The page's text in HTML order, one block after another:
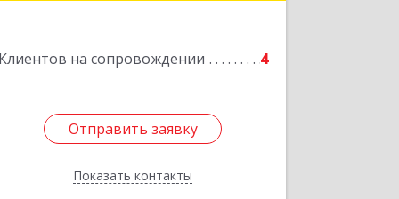
Клиентов на сопровождении 4
Отправить заявку
Показать контакты
Отправить заявку
Назад